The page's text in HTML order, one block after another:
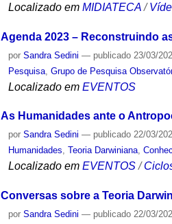
Localizado em MIDIATECA /
Agenda 2023 – Reconstruindo
porSandra Sedini — publicado 23/03/
Pesquisa ,Grupo de Pesquisa
Localizado em EVENTOS
As Humanidades ante o
porSandra Sedini — publicado 22/03/
Humanidades,Teoria Darwiniana,
Localizado em EVENTOS /
Conversas sobre a Teoria
porSandra Sedini — publicado 22/03/